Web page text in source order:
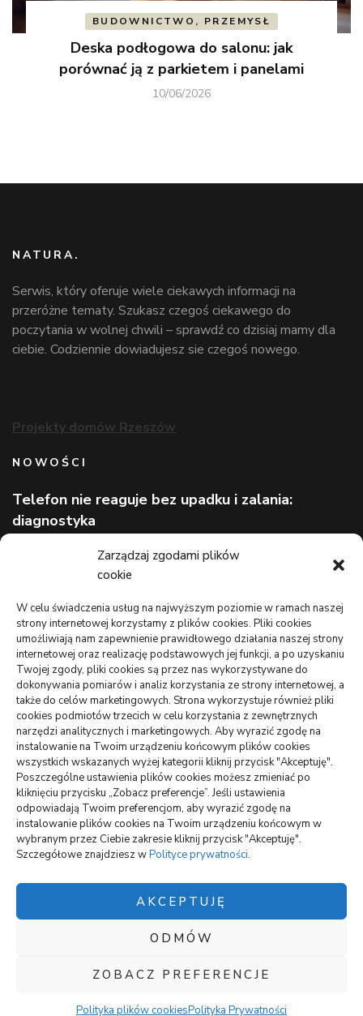
Zarządzaj zgodami plików
cookie
W celu świadczenia usług na najwyższym poziomie w ramach naszej
strony internetowej korzystamy z plików cookies. Pliki cookies
umożliwiają nam zapewnienie prawidłowego działania naszej strony
internetowej oraz realizację podstawowych jej funkcji, a po uzyskaniu
Twojej zgody, pliki cookies są przez nas wykorzystywane do
dokonywania pomiarów i analiz korzystania ze strony internetowej, a
także do celów marketingowych. Strona wykorzystuje również pliki
cookies podmiotów trzecich w celu korzystania z zewnętrznych
narzędzi analitycznych i marketingowych. Aby wyrazić zgodę na
instalowanie na Twoim urządzeniu końcowym plików cookies
wszystkich wskazanych wyżej kategorii kliknij przycisk "Akceptuję".
Poszczególne ustawienia plików cookies możesz zmieniać po
kliknięciu przycisku „Zobacz preferencje”. Jeśli ustawienia
odpowiadają Twoim preferencjom, aby wyrazić zgodę na
instalowanie plików cookies na Twoim urządzeniu końcowym w
wybranym przez Ciebie zakresie kliknij przycisk "Akceptuję".
Szczegółowe znajdziesz wPolityce prywatności.
AKCEPTUJĘ
ODMÓW
ZOBACZ PREFERENCJE
Polityka plików cookiesPolityka Prywatności
BUDOWNICTWO, PRZEMYSŁ
Deska podłogowa do salonu: jak
porównać ją z parkietem i panelami
10/06/2026
NATURA.
Serwis, który oferuje wiele ciekawych informacji na
przeróżne tematy. Szukasz czegoś ciekawego do
poczytania w wolnej chwili – sprawdź co dzisiaj mamy dla
ciebie. Codziennie dowiadujesz sie czegoś nowego.
Projekty domów Rzeszów
NOWOŚCI
Telefon nie reaguje bez upadku i zalania:
diagnostyka
Wizerunek eksperta bez rozpoznawalnej marki
Lekarz bez kolejki na wakacjach: gdzie szukać
pomocy
TO WARTO CZYTAĆ
Monitoring oferowany przez Agencję Ochrony Votum z
Bydgoszczy
Crunchysnack: spory wybór smacznych zagryzek
Jak można uniknąć dodatkowych kosztów podczas
wynajmu samochodu
wizytówki nap
Polityka plików cookies (EU)
Polityka prywatności
Polityka plików cookies (EU) |Polityka prywatności
Polityka Prywatności